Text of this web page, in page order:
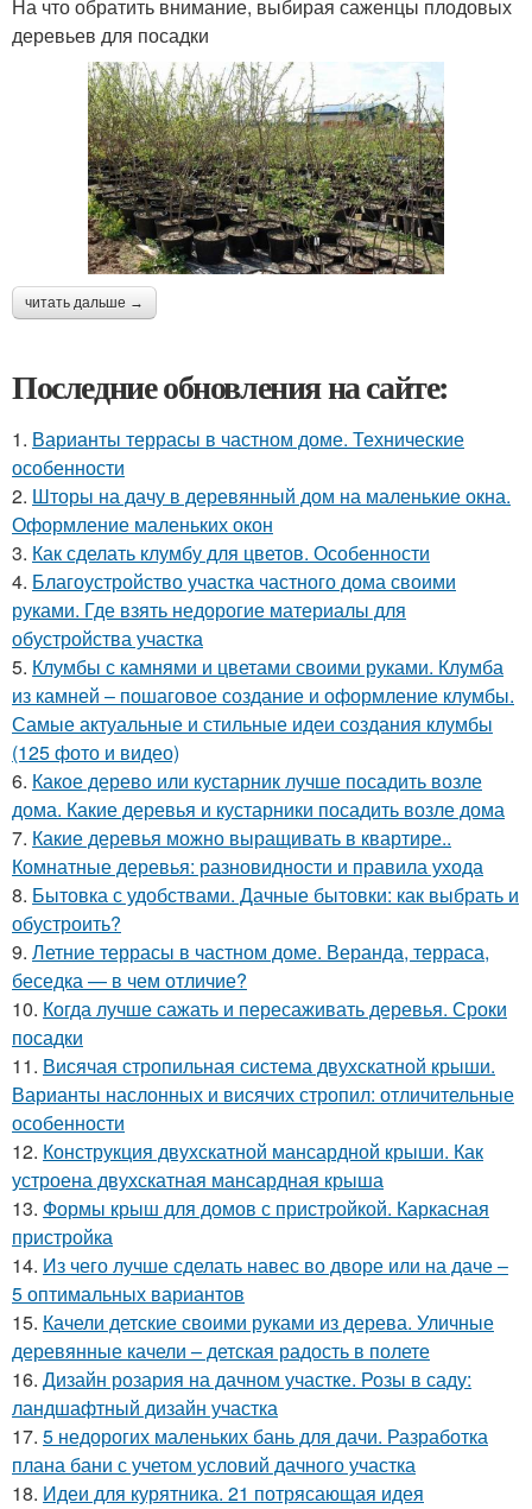
На что обратить внимание, выбирая саженцы плодовых
деревьев для посадки
читать дальше →
Последние обновления на сайте:
1. Варианты террасы в частном доме. Технические
особенности
2. Шторы на дачу в деревянный дом на маленькие окна.
Оформление маленьких окон
3. Как сделать клумбу для цветов. Особенности
4. Благоустройство участка частного дома своими
руками. Где взять недорогие материалы для
обустройства участка
5. Клумбы с камнями и цветами своими руками. Клумба
из камней – пошаговое создание и оформление клумбы.
Самые актуальные и стильные идеи создания клумбы
(125 фото и видео)
6. Какое дерево или кустарник лучше посадить возле
дома. Какие деревья и кустарники посадить возле дома
7. Какие деревья можно выращивать в квартире..
Комнатные деревья: разновидности и правила ухода
8. Бытовка с удобствами. Дачные бытовки: как выбрать и
обустроить?
9. Летние террасы в частном доме. Веранда, терраса,
беседка — в чем отличие?
10. Когда лучше сажать и пересаживать деревья. Сроки
посадки
11. Висячая стропильная система двухскатной крыши.
Варианты наслонных и висячих стропил: отличительные
особенности
12. Конструкция двухскатной мансардной крыши. Как
устроена двухскатная мансардная крыша
13. Формы крыш для домов с пристройкой. Каркасная
пристройка
14. Из чего лучше сделать навес во дворе или на даче –
5 оптимальных вариантов
15. Качели детские своими руками из дерева. Уличные
деревянные качели – детская радость в полете
16. Дизайн розария на дачном участке. Розы в саду:
ландшафтный дизайн участка
17. 5 недорогих маленьких бань для дачи. Разработка
плана бани с учетом условий дачного участка
18. Идеи для курятника. 21 потрясающая идея